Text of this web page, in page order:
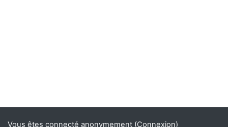
Vous êtes connecté anonymement (Connexion)